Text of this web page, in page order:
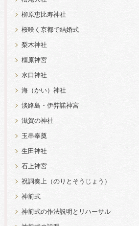
柳原恵比寿神社
桜咲く京都で結婚式
梨木神社
橿原神宮
水口神社
海（かい）神社
淡路島・伊弉諾神宮
滋賀の神社
玉串奉奠
生田神社
石上神宮
祝詞奏上（のりとそうじょう）
神前式
神前式の作法説明とリハーサル